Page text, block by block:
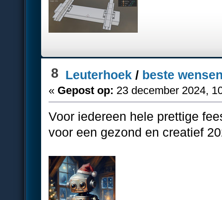
8 Leuterhoek / beste
« Gepost op: 23 december 2024,
Voor iedereen hele prettige
voor een gezond en creatief